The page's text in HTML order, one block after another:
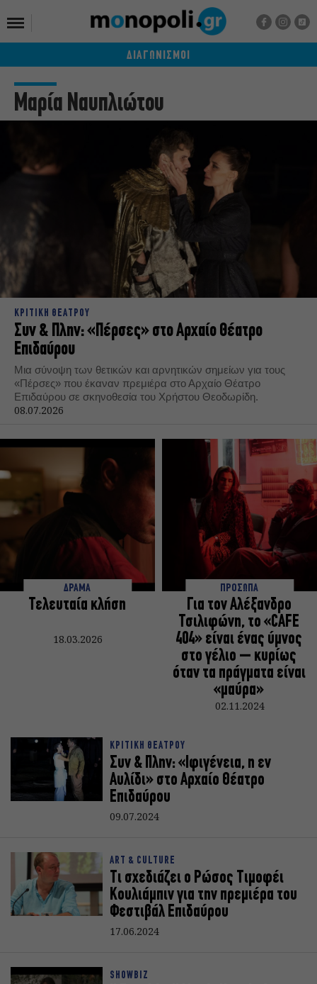
ΔΙΑΓΩΝΙΣΜΟΙ
Μαρία Ναυπλιώτου
ΚΡΙΤΙΚΗ ΘΕΑΤΡΟΥ
Συν & Πλην: «Πέρσες» στο Αρχαίο Θέατρο
Επιδαύρου
Μια σύνοψη των θετικών και αρνητικών σημείων για τους
«Πέρσες» που έκαναν πρεμιέρα στο Αρχαίο Θέατρο
Επιδαύρου σε σκηνοθεσία του Χρήστου Θεοδωρίδη.
08.07.2026
ΔΡΑΜΑ
Τελευταία κλήση
18.03.2026
ΠΡΟΣΩΠΑ
Για τον Αλέξανδρο
Τσιλιφώνη, το «CAFE
404» είναι ένας ύμνος
στο γέλιο – κυρίως
όταν τα πράγματα είναι
«μαύρα»
02.11.2024
ΚΡΙΤΙΚΗ ΘΕΑΤΡΟΥ
Συν & Πλην: «Ιφιγένεια, η εν
Αυλίδι» στο Αρχαίο Θέατρο
Επιδαύρου
09.07.2024
ART & CULTURE
Τι σχεδιάζει ο Ρώσος Τιμοφέι
Κουλιάμπιν για την πρεμιέρα του
Φεστιβάλ Επιδαύρου
17.06.2024
SHOWBIZ